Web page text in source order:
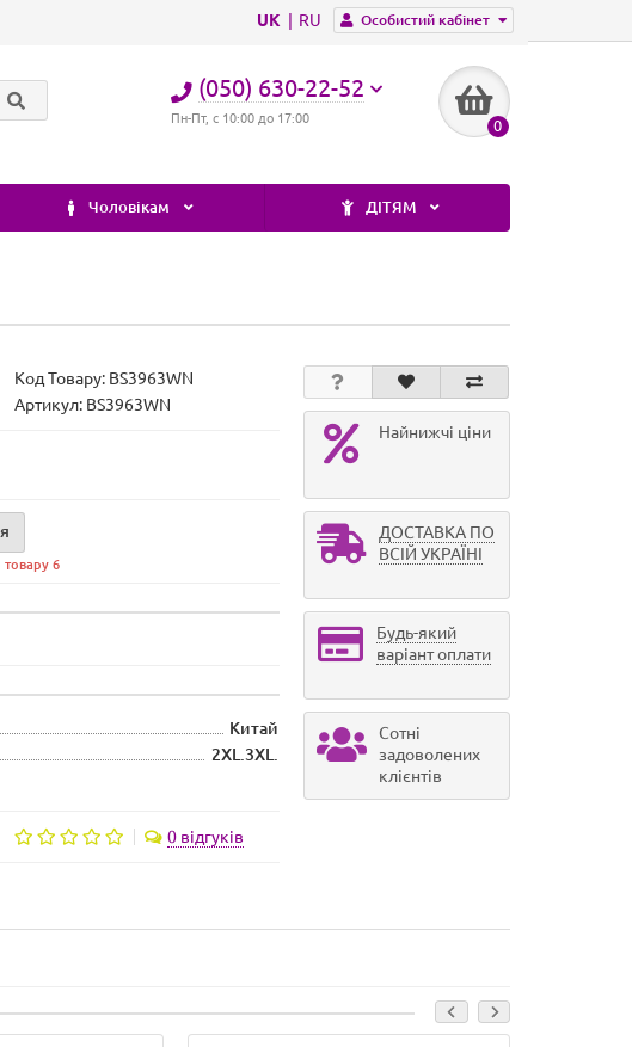
Особистий кабінет
UK RU
(050) 630-22-52
Пн-Пт, с 10:00 до 17:00 0
Чоловікам ДІТЯМ
Код Товару: BS3963WN
Артикул: BS3963WN
товару 6
Китай
2XL.3XL.
0 відгуків
Найнижчі ціни
ДОСТАВКА ПО
ВСІЙ УКРАЇНІ
Будь-який
варіант оплати
Сотні
задоволених
клієнтів